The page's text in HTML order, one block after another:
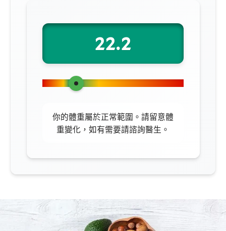
22.2
你的體重屬於正常範圍。請留意體
重變化，如有需要請諮詢醫生。